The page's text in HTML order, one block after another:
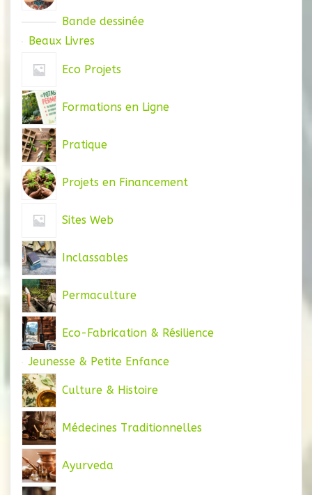
Bande dessinée
Beaux Livres
Eco Projets
Formations en Ligne
Pratique
Projets en Financement
Sites Web
Inclassables
Permaculture
Eco-Fabrication & Résilience
Jeunesse & Petite Enfance
Culture & Histoire
Médecines Traditionnelles
Ayurveda